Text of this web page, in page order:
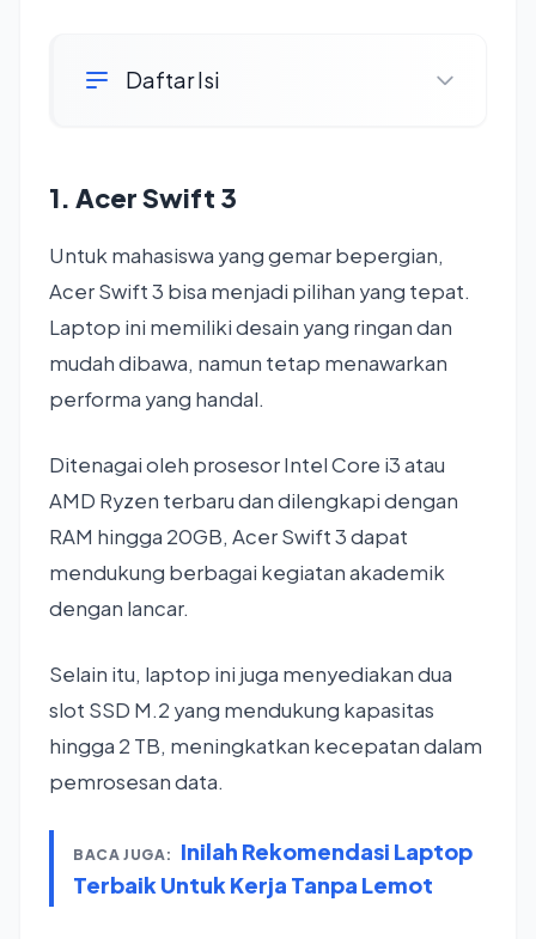
Daftar Isi
1. Acer Swift 3
Untuk mahasiswa yang gemar bepergian,
Acer Swift 3 bisa menjadi pilihan yang tepat.
Laptop ini memiliki desain yang ringan dan
mudah dibawa, namun tetap menawarkan
performa yang handal.
Ditenagai oleh prosesor Intel Core i3 atau
AMD Ryzen terbaru dan dilengkapi dengan
RAM hingga 20GB, Acer Swift 3 dapat
mendukung berbagai kegiatan akademik
dengan lancar.
Selain itu, laptop ini juga menyediakan dua
slot SSD M.2 yang mendukung kapasitas
hingga 2 TB, meningkatkan kecepatan dalam
pemrosesan data.
BACA JUGA:
Inilah Rekomendasi Laptop
Terbaik Untuk Kerja Tanpa Lemot